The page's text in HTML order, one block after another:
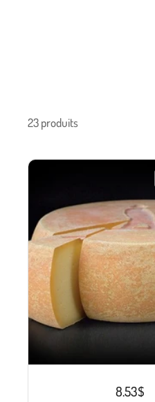
23 produits
8.53$